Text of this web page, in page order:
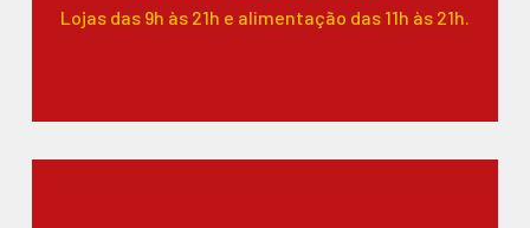
Lojas das 9h às 21h e alimentação das 11h às 21h.